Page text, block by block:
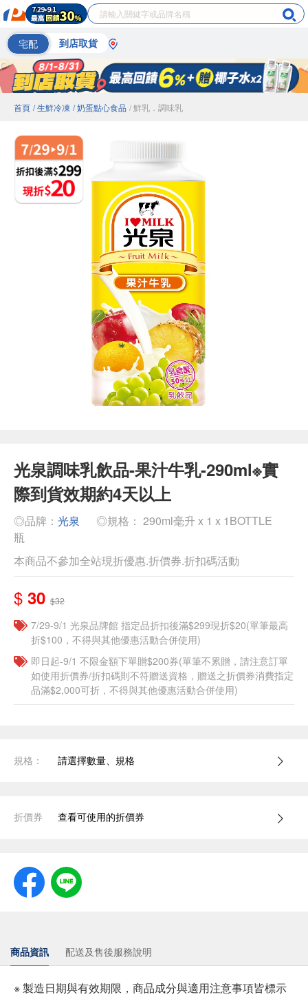
宅配 到店取貨
首頁 / 生鮮冷凍 / 奶蛋點心食品 / 鮮乳．調味乳
光泉調味乳飲品-果汁牛乳-290ml※實
際到貨效期約4天以上
◎品牌： 光泉
◎規格： 290ml毫升 x 1 x 1BOTTLE
瓶
本商品不參加全站現折優惠.折價券.折扣碼活動
$ 30 $32
7/29-9/1 光泉品牌館 指定品折扣後滿$299現折$20(單筆最高
折$100，不得與其他優惠活動合併使用)
即日起-9/1 不限金額下單贈$200券(單筆不累贈，請注意訂單
如使用折價券/折扣碼則不符贈送資格，贈送之折價券消費指定
品滿$2,000可折，不得與其他優惠活動合併使用)
規格： 請選擇數量、規格
折價券 查看可使用的折價券
商品資訊 配送及售後服務說明
※ 製造日期與有效期限，商品成分與適用注意事項皆標示